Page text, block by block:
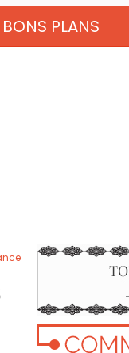
BONS PLANS